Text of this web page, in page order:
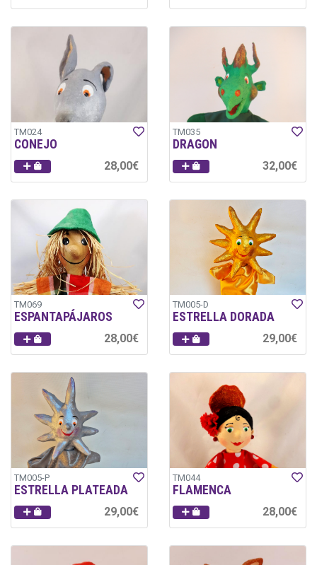
TM024
CONEJO
28,00€
TM035
DRAGON
32,00€
TM069
ESPANTAPÁJAROS
28,00€
TM005-D
ESTRELLA DORADA
29,00€
TM005-P
ESTRELLA PLATEADA
29,00€
TM044
FLAMENCA
28,00€